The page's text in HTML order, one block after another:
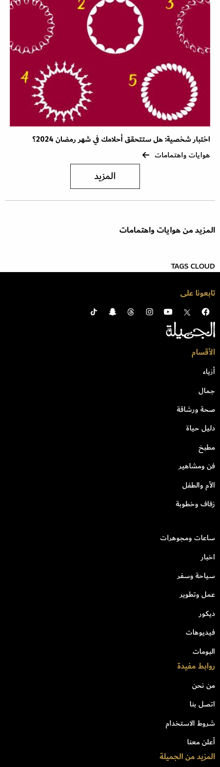
اختبار شخصية: هل ستتحقق أحلامك في شهر رمضان 2024؟
هوايات واهتمامات
المزيد
المزيد من هوايات واهتمامات
TAGS CLOUD
تابعونا على
الأقسام
أزياء
جمال
صحة ورشاقة
دليل حياة
مطبخ
فن ومشاهير
الأم والطفل
زفاف وخطوبة
ساعات ومجوهرات
اخبار
سياحة وسفر
عمل وتطوير
ديكور
فيديوهات
البومات
روابط مفيدة
من نحن
اتصل بنا
شروط الاستخدام
أعلن معنا
المزيد من الجميلة